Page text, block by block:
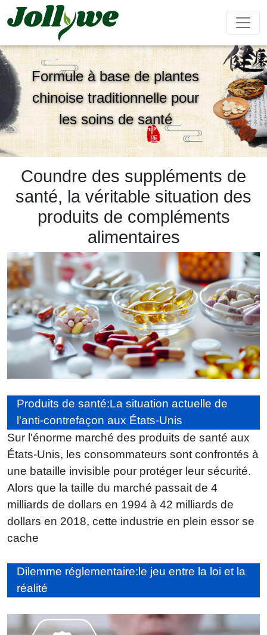
Soulagement
constipation
Supplément
perte de
poids
Complément
beauté
Renforcer
le
système
immunitaire
Ameliorer
ses
sexuel
cardiovasculaire
traitement
Aide pour
dormir
Compléments
alimentaires
pour
Comprimés/Pilules Gélules Boisson solide
Boisson liquide Sachet de thé
Bonbons
gélifiés
Formule à base de plantes
chinoise traditionnelle pour
les soins de santé
Coundre des suppléments de
santé, la véritable situation des
produits de compléments
alimentaires
Produits de santé:La situation actuelle de
l'anti-contrefaçon aux États-Unis
Sur l'énorme marché des produits de santé aux
États-Unis, les consommateurs sont confrontés à
une bataille invisible pour protéger leur sécurité.
Alors que la taille du marché passait de 4
milliards de dollars en 1994 à 42 milliards de
dollars en 2018, cette industrie en plein essor se
cache
Dilemme réglementaire:le jeu entre la loi et la
réalité